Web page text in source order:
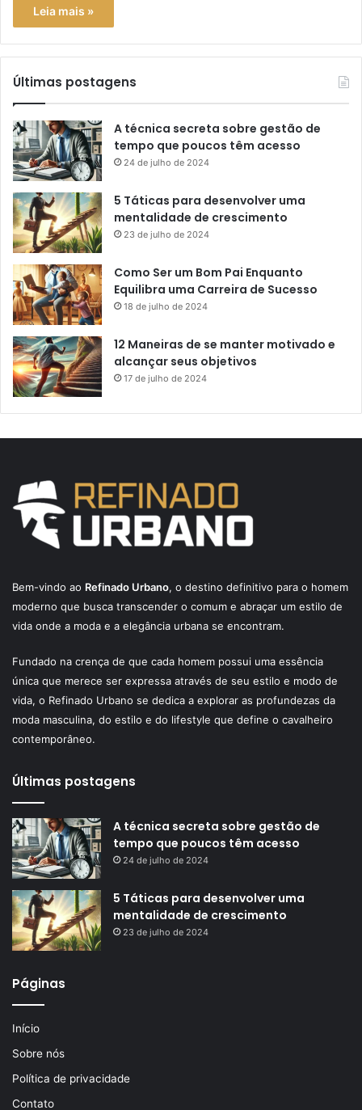
Leia mais »
Últimas postagens
A técnica secreta sobre gestão de
tempo que poucos têm acesso
24 de julho de 2024
5 Táticas para desenvolver uma
mentalidade de crescimento
23 de julho de 2024
Como Ser um Bom Pai Enquanto
Equilibra uma Carreira de Sucesso
18 de julho de 2024
12 Maneiras de se manter motivado e
alcançar seus objetivos
17 de julho de 2024
Bem-vindo ao Refinado Urbano, o destino definitivo para o homem
moderno que busca transcender o comum e abraçar um estilo de
vida onde a moda e a elegância urbana se encontram.
Fundado na crença de que cada homem possui uma essência
única que merece ser expressa através de seu estilo e modo de
vida, o Refinado Urbano se dedica a explorar as profundezas da
moda masculina, do estilo e do lifestyle que define o cavalheiro
contemporâneo.
Últimas postagens
A técnica secreta sobre gestão de
tempo que poucos têm acesso
24 de julho de 2024
5 Táticas para desenvolver uma
mentalidade de crescimento
23 de julho de 2024
Páginas
Início
Sobre nós
Política de privacidade
Contato